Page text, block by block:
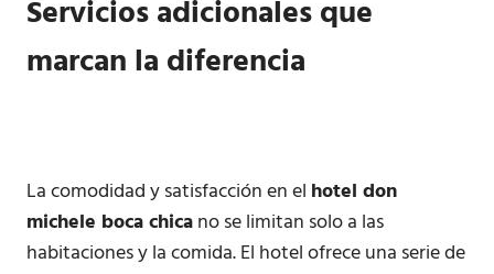
Servicios adicionales que
marcan la diferencia
La comodidad y satisfacción en el hotel don
michele boca chicano se limitan solo a las
habitaciones y la comida. El hotel ofrece una serie de